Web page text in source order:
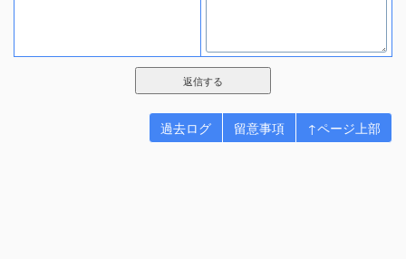
過去ログ 留意事項 ↑ページ上部